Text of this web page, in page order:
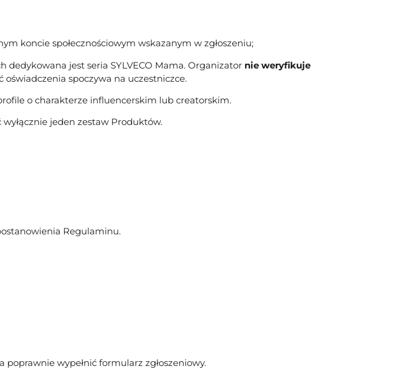
koncie społecznościowym wskazanym w zgłoszeniu;
jest seria SYLVECO Mama. Organizator nie weryfikuje
spoczywa na uczestniczce.
o charakterze influencerskim lub creatorskim.
jeden zestaw Produktów.
Regulaminu.
wypełnić formularz zgłoszeniowy.